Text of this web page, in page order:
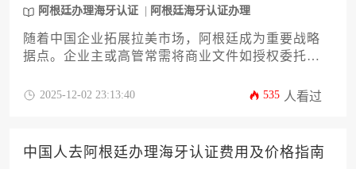
理海牙认证的总体时间范围在数周至一个多月不
阿根廷办理海牙认证 阿根廷海牙认证办理
随着中国企业拓展拉美市场，阿根廷成为重要战略
据点。企业主或高管常需将商业文件如授权委托
办理海牙认证流程。本文提供一份详尽的攻略，涵
地完成认证，避免常见误区，确保文件在阿根廷及
其他海牙公约成员国合法有效。
2025-12-02 23:13:40 535 人看过
中国人去阿根廷办理海牙认证费用及价格指南